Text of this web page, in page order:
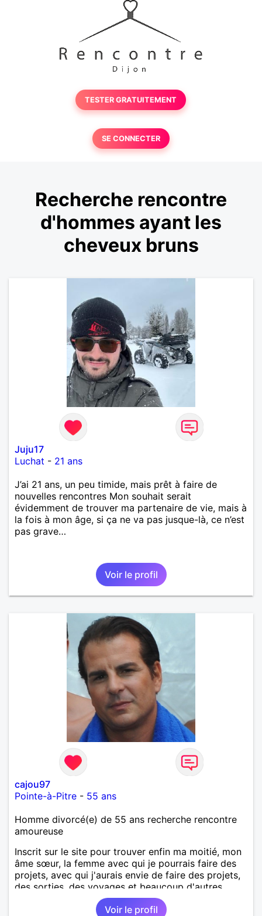
TESTER GRATUITEMENT
SE CONNECTER
Recherche rencontre
d'hommes ayant les
cheveux bruns
Juju17
Luchat - 21 ans
J’ai 21 ans, un peu timide, mais prêt à faire de
nouvelles rencontres Mon souhait serait
évidemment de trouver ma partenaire de vie, mais à
la fois à mon âge, si ça ne va pas jusque-là, ce n’est
pas grave…
Voir le profil
cajou97
Pointe-à-Pitre - 55 ans
Homme divorcé(e) de 55 ans recherche rencontre
amoureuse
Inscrit sur le site pour trouver enfin ma moitié, mon
âme sœur, la femme avec qui je pourrais faire des
projets, avec qui j'aurais envie de faire des projets,
des sorties, des voyages et beaucoup d'autres
Voir le profil